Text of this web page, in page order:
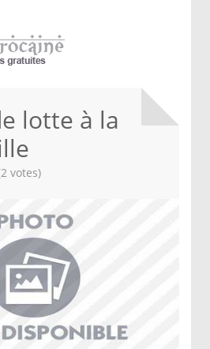
lotte à la
votes)